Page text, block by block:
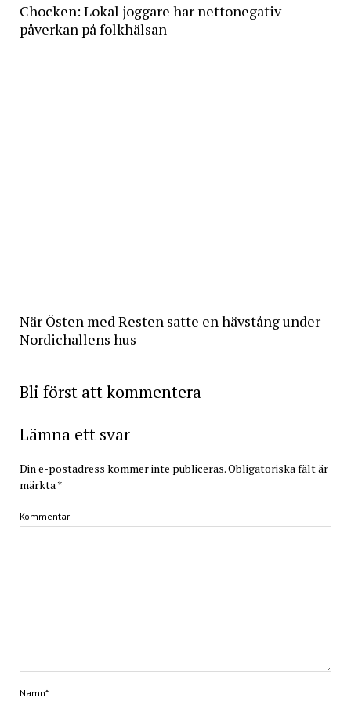
Chocken: Lokal joggare har nettonegativ
påverkan på folkhälsan
När Östen med Resten satte en hävstång under
Nordichallens hus
Bli först att kommentera
Lämna ett svar
Din e-postadress kommer inte publiceras.Obligatoriska fält är
märkta *
Kommentar
Namn*